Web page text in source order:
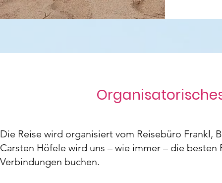
Die Reise wird organisiert vom Reisebüro Frankl,
Carsten Höfele wird uns – wie immer – die besten
Verbindungen buchen.